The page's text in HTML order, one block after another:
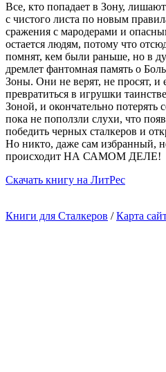
Все, кто попадает в Зону,
с чистого листа по новым
сражения с мародерами и
остается людям, потому что
помнят, кем были раньше, но в
дремлет фантомная память о
Зоны. Они не верят, не просят, и
превратиться в игрушки
Зоной, и окончательно потерять
пока не поползли слухи, что
победить черных сталкеров и
Но никто, даже сам избранный,
происходит НА САМОМ ДЕЛЕ!
Cкачать книгу на ЛитРес
Книги для Сталкеров /Карта